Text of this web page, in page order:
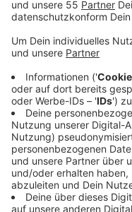
Anzeige
Insgesamt 355
Landesregierung -
Viersen. Weniger
stagnierende
steigende Kosten für
Geflüchteten passen
es. Laut dem Städte-
vier von zehn